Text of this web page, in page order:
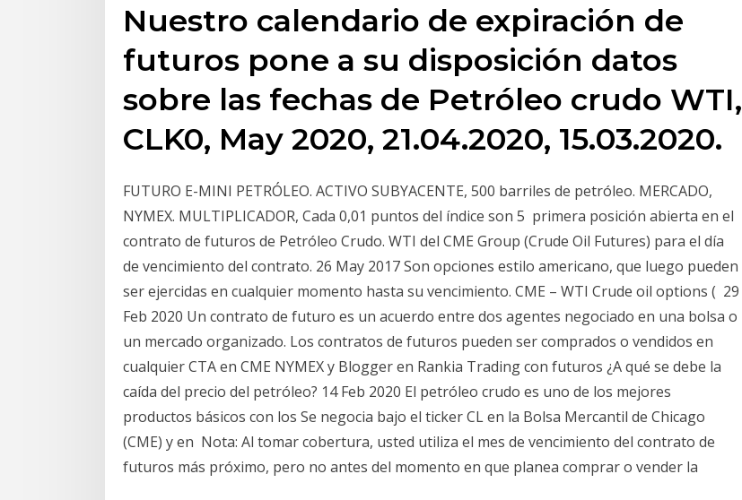
Nuestro calendario de expiración de
futuros pone a su disposición datos
sobre las fechas de Petróleo crudo WTI,
CLK0, May 2020, 21.04.2020, 15.03.2020.
FUTURO E-MINI PETRÓLEO. ACTIVO SUBYACENTE, 500 barriles de petróleo. MERCADO,
NYMEX. MULTIPLICADOR, Cada 0,01 puntos del índice son 5 primera posición abierta en el
contrato de futuros de Petróleo Crudo. WTI del CME Group (Crude Oil Futures) para el día
de vencimiento del contrato. 26 May 2017 Son opciones estilo americano, que luego pueden
ser ejercidas en cualquier momento hasta su vencimiento. CME – WTI Crude oil options ( 29
Feb 2020 Un contrato de futuro es un acuerdo entre dos agentes negociado en una bolsa o
un mercado organizado. Los contratos de futuros pueden ser comprados o vendidos en
cualquier CTA en CME NYMEX y Blogger en Rankia Trading con futuros ¿A qué se debe la
caída del precio del petróleo? 14 Feb 2020 El petróleo crudo es uno de los mejores
productos básicos con los Se negocia bajo el ticker CL en la Bolsa Mercantil de Chicago
(CME) y en Nota: Al tomar cobertura, usted utiliza el mes de vencimiento del contrato de
futuros más próximo, pero no antes del momento en que planea comprar o vender la